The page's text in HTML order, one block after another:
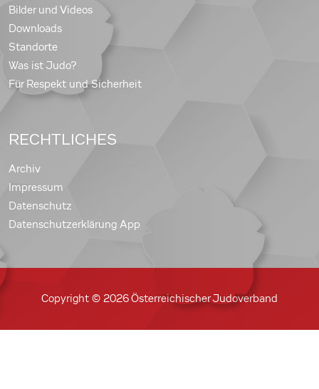
Bilder und Videos
Downloads
Standorte
Was ist Judo?
Für Respekt und Sicherheit
RECHTLICHES
Archiv
Impressum
Datenschutz
Datenschutzerklärung App
Copyright © 2026 Österreichischer Judoverband